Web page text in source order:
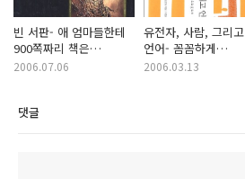
빈 서판- 애 엄마들한테
900쪽짜리 책은
무리겠지?
2006.07.06
유전자, 사람, 그리고
언어- 꼼꼼하게
공부하며 읽어야 할 책
2006.03.13
댓글